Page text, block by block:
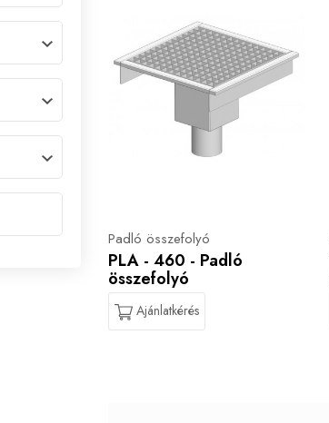
Padló összefolyó
PLA - 460 - Padló
összefolyó
Ajánlatkérés